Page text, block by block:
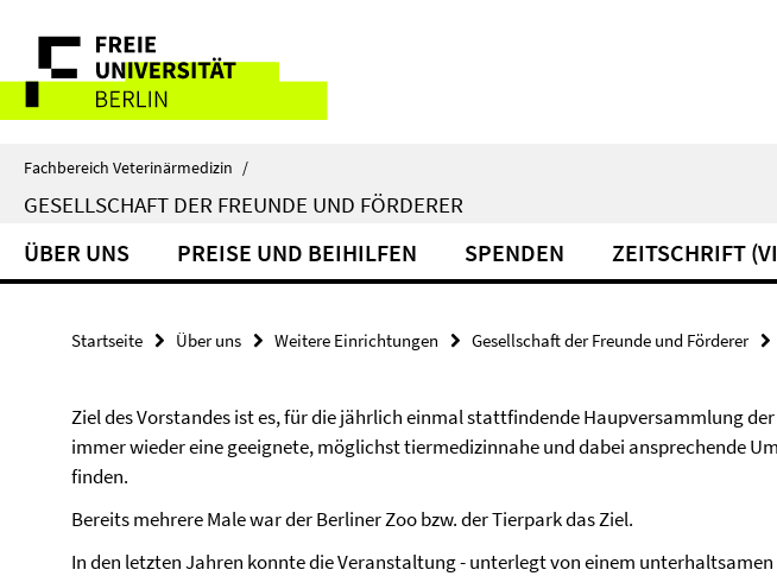
direkt
Inhalt
Service-
Navigation
Fachbereich Veterinärmedizin /
GESELLSCHAFT DER FREUNDE UND FÖRDERER
ÜBER UNS PREISE UND BEIHILFEN SPENDEN ZEITSCHRIFT
Startseite Über uns Weitere Einrichtungen Gesellschaft der Freunde und Förderer
Ziel des Vorstandes ist es, für die jährlich einmal stattfindende Haupversammlung
immer wieder eine geeignete, möglichst tiermedizinnahe und dabei ansprechende
finden.
Bereits mehrere Male war der Berliner Zoo bzw. der Tierpark das Ziel.
In den letzten Jahren konnte die Veranstaltung - unterlegt von einem unterhaltsamen